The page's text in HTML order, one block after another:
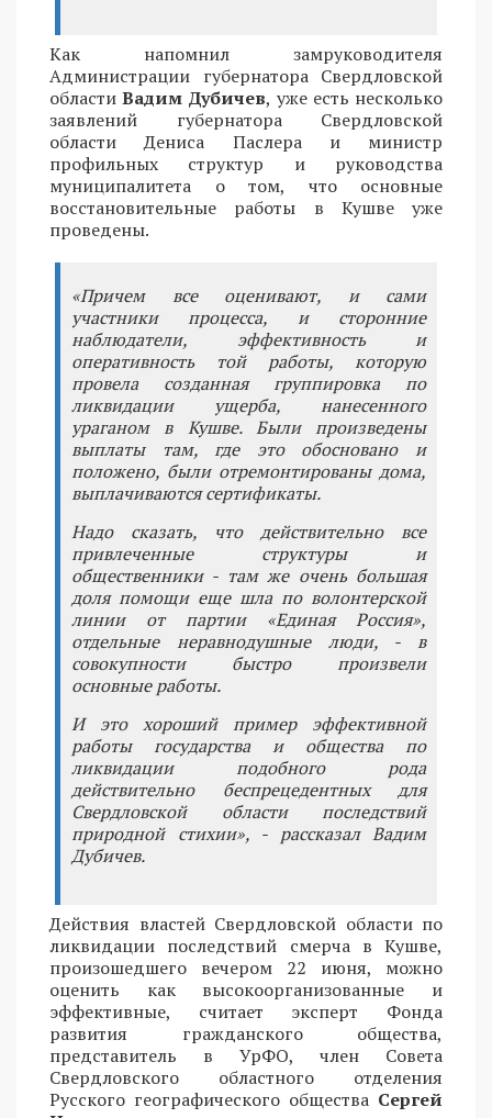
Как напомнил замруководителя
Администрации губернатора Свердловской
областиВадим Дубичев, уже есть несколько
заявлений губернатора Свердловской
области Дениса Паслера и министр
профильных структур и руководства
муниципалитета о том, что основные
восстановительные работы в Кушве уже
проведены.
«Причем все оценивают, и сами
участники процесса, и сторонние
наблюдатели, эффективность и
оперативность той работы, которую
провела созданная группировка по
ликвидации ущерба, нанесенного
ураганом в Кушве. Были произведены
выплаты там, где это обосновано и
положено, были отремонтированы дома,
выплачиваются сертификаты.
Надо сказать, что действительно все
привлеченные структуры и
общественники - там же очень большая
доля помощи еще шла по волонтерской
линии от партии «Единая Россия»,
отдельные неравнодушные люди, - в
совокупности быстро произвели
основные работы.
И это хороший пример эффективной
работы государства и общества по
ликвидации подобного рода
действительно беспрецедентных для
Свердловской области последствий
природной стихии», - рассказал Вадим
Дубичев.
Действия властей Свердловской области по
ликвидации последствий смерча в Кушве,
произошедшего вечером 22 июня, можно
оценить как высокоорганизованные и
эффективные, считает эксперт Фонда
развития гражданского общества,
представитель в УрФО, член Совета
Свердловского областного отделения
Русского географического общества Сергей